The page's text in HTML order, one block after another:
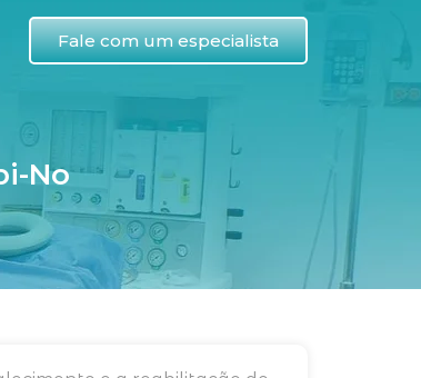
Fale com um especialista
No